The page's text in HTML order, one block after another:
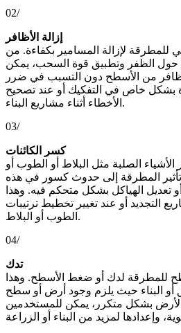
02/
إزالة الأظافر
للمطرقة لإزالة المسامير بكفاءة. من
حول الظفر وتطبيق قوة السحب، يمكن
من الأسطح دون التسبب في ضرر
بشكل خاص في التفكيك أو عند تصحيح
الأخطاء أثناء مشاريع البناء.
03/
كسر الكائنات
الصلبة مثل البلاط أو الطوب أو
المطرقة إلى حدوث كسور في هذه
تعديل الهياكل بشكل متحكم فيه. وهذا
أو عند تغيير تخطيط ترتيبات
الطوب أو البلاط.
04/
تدك
للمطرقة لدك أو ضغط الأسطح. وهذا
أو البناء حيث يلزم وجود أرض أو سطح
بشكل متكرر، يمكن للمستخدمين